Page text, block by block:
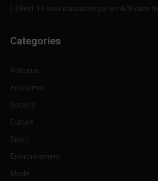
[…] Beni :13 civils massacrés par les ADF dans
Categories
Politique
Economie
Société
Culture
Sport
Environnement
Mode